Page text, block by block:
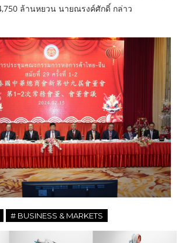
ล้านหยวน นายณรงค์ศักดิ์ กล่าว
# BUSINESS & MARKETS